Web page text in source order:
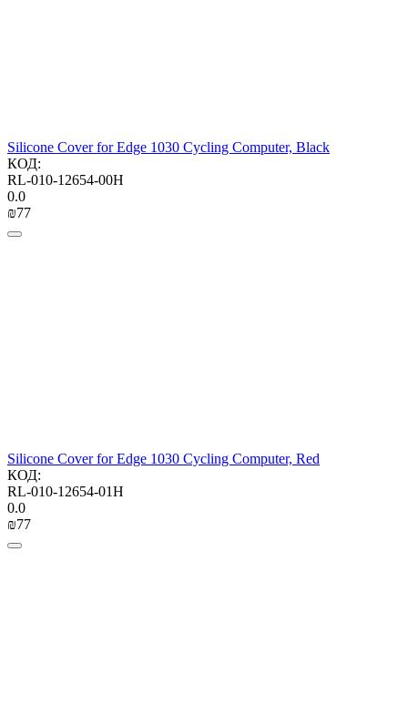
Silicone Cover for Edge 1030 Cycling Computer, Black
КОД:
RL-010-12654-00H
0.0
₪‍77‍
Silicone Cover for Edge 1030 Cycling Computer, Red
КОД:
RL-010-12654-01H
0.0
₪‍77‍